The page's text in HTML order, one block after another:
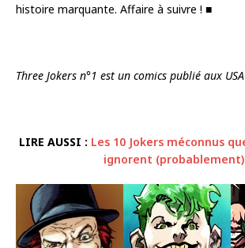
histoire marquante. Affaire à suivre ! ■
Three Jokers n°1 est un comics publié aux
LIRE AUSSI : Les 10 Jokers méconnus
ignorent (probablement)